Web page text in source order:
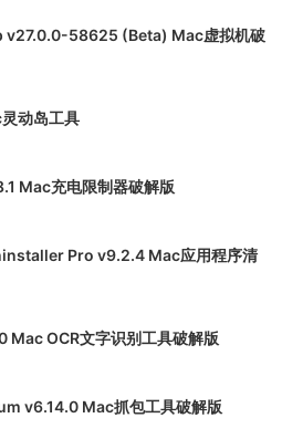
v27.0.0-58625 (Beta) Mac虚拟机破
动岛工具
Mac充电限制器破解版
Pro v9.2.4 Mac应用程序清
Mac OCR文字识别工具破解版
v6.14.0 Mac抓包工具破解版